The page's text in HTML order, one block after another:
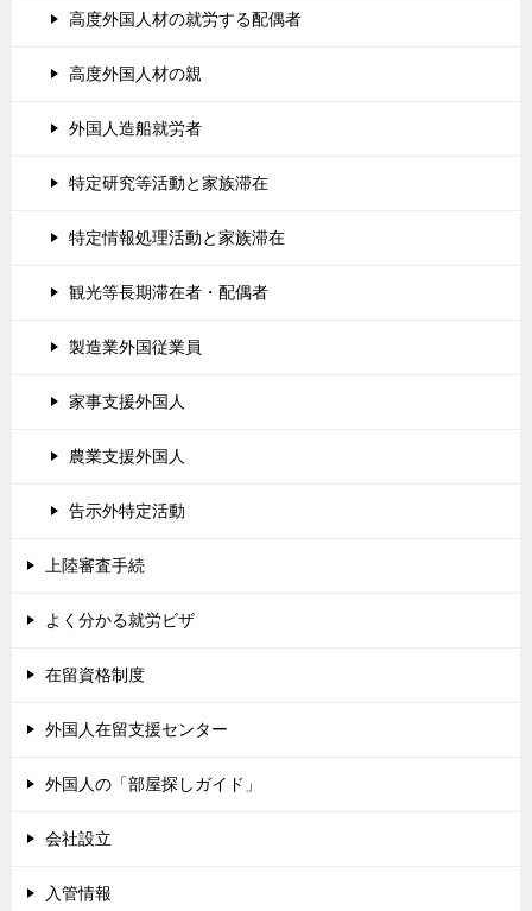
高度外国人材の就労する配偶者
高度外国人材の親
外国人造船就労者
特定研究等活動と家族滞在
特定情報処理活動と家族滞在
観光等長期滞在者・配偶者
製造業外国従業員
家事支援外国人
農業支援外国人
告示外特定活動
上陸審査手続
よく分かる就労ビザ
在留資格制度
外国人在留支援センター
外国人の「部屋探しガイド」
会社設立
入管情報